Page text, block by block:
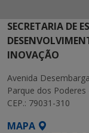
SECRETARIA DE
INOVAÇÃO
Avenida
Parque dos
CEP.: 79031-310
MAPA